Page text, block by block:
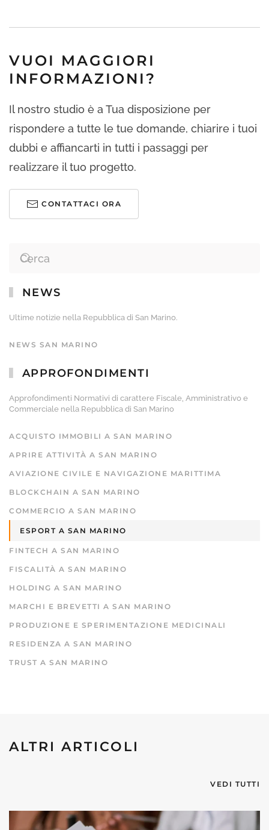
VUOI MAGGIORI
INFORMAZIONI?
Il nostro studio è a Tua disposizione per
rispondere a tutte le tue domande, chiarire i tuoi
dubbi e affiancarti in tutti i passaggi per
realizzare il tuo progetto.
CONTATTACI ORA
NEWS
Ultime notizie nella Repubblica di San Marino.
NEWS SAN MARINO
APPROFONDIMENTI
Approfondimenti Normativi di carattere Fiscale, Amministrativo e
Commerciale nella Repubblica di San Marino
ACQUISTO IMMOBILI A SAN MARINO
APRIRE ATTIVITÀ A SAN MARINO
AVIAZIONE CIVILE E NAVIGAZIONE MARITTIMA
BLOCKCHAIN A SAN MARINO
COMMERCIO A SAN MARINO
ESPORT A SAN MARINO
FINTECH A SAN MARINO
FISCALITÀ A SAN MARINO
HOLDING A SAN MARINO
MARCHI E BREVETTI A SAN MARINO
PRODUZIONE E SPERIMENTAZIONE MEDICINALI
RESIDENZA A SAN MARINO
TRUST A SAN MARINO
ALTRI ARTICOLI
VEDI TUTTI